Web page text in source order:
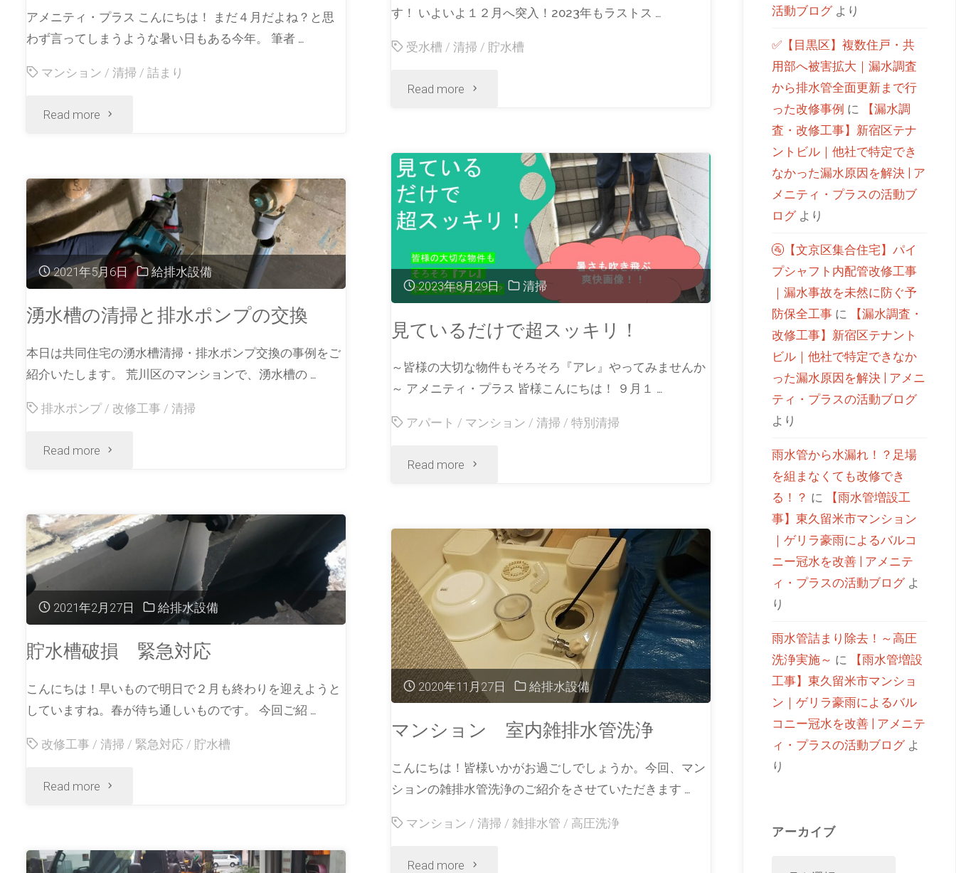
アメニティ・プラス こんにちは！ まだ４月だよね？と思
わず言ってしまうような暑い日もある今年。 筆者 …
マンション / 清掃 / 詰まり
Read more
す！ いよいよ１２月へ突入！2023年もラストス …
受水槽 / 清掃 / 貯水槽
Read more
2023年8月29日 清掃
見ているだけで超スッキリ！
～皆様の大切な物件もそろそろ『アレ』やってみませんか
～ アメニティ・プラス 皆様こんにちは！ ９月１ …
アパート / マンション / 清掃 / 特別清掃
Read more
2021年5月6日 給排水設備
湧水槽の清掃と排水ポンプの交換
本日は共同住宅の湧水槽清掃・排水ポンプ交換の事例をご
紹介いたします。 荒川区のマンションで、湧水槽の …
排水ポンプ/ 改修工事 / 清掃
Read more
2021年2月27日 給排水設備
貯水槽破損 緊急対応
こんにちは！早いもので明日で２月も終わりを迎えようと
していますね。春が待ち通しいものです。 今回ご紹 …
改修工事 / 清掃 / 緊急対応 / 貯水槽
Read more
2020年11月27日 給排水設備
マンション 室内雑排水管洗浄
こんにちは！皆様いかがお過ごしでしょうか。今回、マン
ションの雑排水管洗浄のご紹介をさせていただきます …
マンション / 清掃 / 雑排水管 / 高圧洗浄
Read more
活動ブログより
✅【目黒区】複数住戸・共
用部へ被害拡大｜漏水調査
から排水管全面更新まで行
った改修事例 に
【漏水調
査・改修工事】新宿区テナ
ントビル｜他社で特定でき
なかった漏水原因を解決 | ア
メニティ・プラスの活動ブ
ログより
🚰【文京区集合住宅】パイ
プシャフト内配管改修工事
｜漏水事故を未然に防ぐ予
防保全工事 に
【漏水調査・
改修工事】新宿区テナント
ビル｜他社で特定できなか
った漏水原因を解決 | アメニ
ティ・プラスの活動ブログ
より
雨水管から水漏れ！？足場
を組まなくても改修でき
る！？ に
【雨水管増設工
事】東久留米市マンション
｜ゲリラ豪雨によるバルコ
ニー冠水を改善 | アメニテ
ィ・プラスの活動ブログよ
り
雨水管詰まり除去！～高圧
洗浄実施～ に
【雨水管増設
工事】東久留米市マンショ
ン｜ゲリラ豪雨によるバル
コニー冠水を改善 | アメニテ
ィ・プラスの活動ブログよ
り
アーカイブ